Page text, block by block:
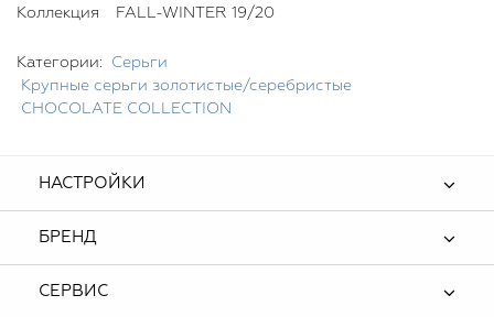
Коллекция FALL-WINTER 19/20
Категории:
Серьги
Крупные серьги золотистые/серебристые
CHOСOLATE COLLECTION
НАСТРОЙКИ
БРЕНД
СЕРВИС